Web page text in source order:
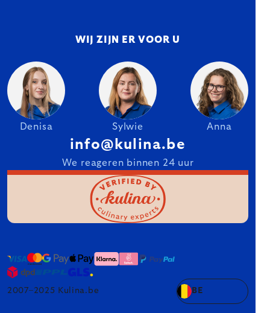
WIJ ZIJN ER VOOR U
Denisa Sylwie Anna
info@kulina.be
We reageren binnen 24 uur
2007–2025 Kulina.be BE